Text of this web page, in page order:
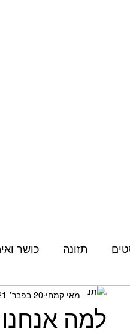
תזונה כושר
כושר חשיבה
למה
מאי קמחי 20 בפבר׳ 2021